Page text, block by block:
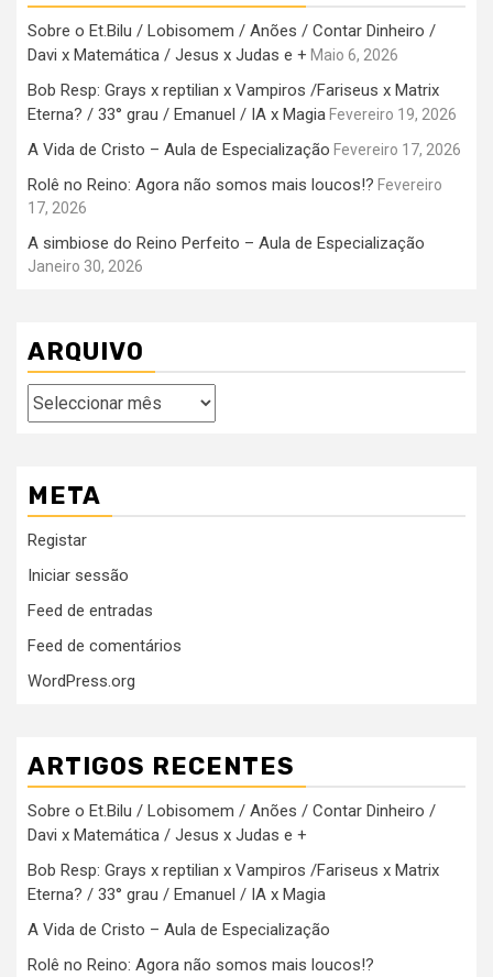
Sobre o Et.Bilu / Lobisomem / Anões / Contar Dinheiro /
Davi x Matemática / Jesus x Judas e + Maio 6, 2026
Bob Resp: Grays x reptilian x Vampiros /Fariseus x Matrix
Eterna? / 33° grau / Emanuel / IA x Magia Fevereiro 19, 2026
A Vida de Cristo – Aula de Especialização Fevereiro 17, 2026
Rolê no Reino: Agora não somos mais loucos!? Fevereiro
17, 2026
A simbiose do Reino Perfeito – Aula de Especialização
Janeiro 30, 2026
ARQUIVO
Arquivo
META
Registar
Iniciar sessão
Feed de entradas
Feed de comentários
WordPress.org
ARTIGOS RECENTES
Sobre o Et.Bilu / Lobisomem / Anões / Contar Dinheiro /
Davi x Matemática / Jesus x Judas e +
Bob Resp: Grays x reptilian x Vampiros /Fariseus x Matrix
Eterna? / 33° grau / Emanuel / IA x Magia
A Vida de Cristo – Aula de Especialização
Rolê no Reino: Agora não somos mais loucos!?